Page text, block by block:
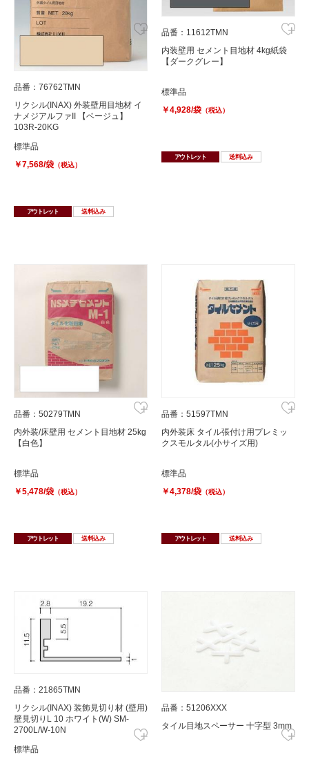
品番：76762TMN
リクシル(INAX) 外装壁用目地材 イ
ナメジアルファII 【ベージュ】
103R-20KG
標準品
￥7,568/袋 （税込）
アウトレット 送料込み
品番：11612TMN
内装壁用 セメント目地材 4kg紙袋
【ダークグレー】
標準品
￥4,928/袋 （税込）
アウトレット 送料込み
品番：50279TMN
内外装/床壁用 セメント目地材 25kg
【白色】
標準品
￥5,478/袋 （税込）
アウトレット 送料込み
品番：51597TMN
内外装床 タイル張付け用プレミッ
クスモルタル(小サイズ用)
標準品
￥4,378/袋 （税込）
アウトレット 送料込み
品番：21865TMN
リクシル(INAX) 装飾見切り材 (壁用)
壁見切りL 10 ホワイト(W) SM-
2700L/W-10N
標準品
品番：51206XXX
タイル目地スペーサー 十字型 3mm